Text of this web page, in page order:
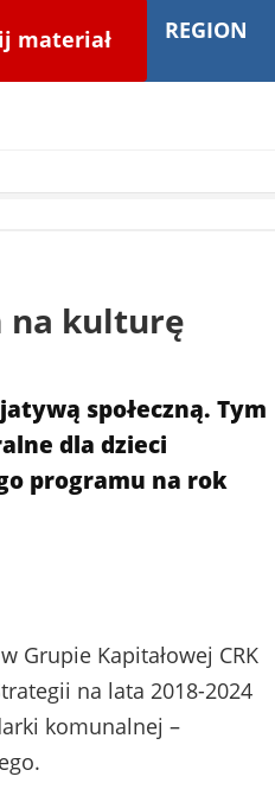
materiał REGION
na kulturę
społeczną. Tym
dla dzieci
programu na rok
Grupie Kapitałowej CRK
na lata 2018-2024
komunalnej –